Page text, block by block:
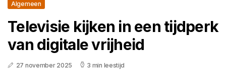
Algemeen
Televisie kijken in een tijdperk
van digitale vrijheid
27 november 2025 3 min leestijd